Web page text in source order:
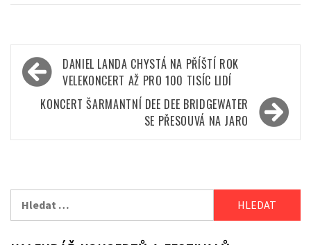
Navigace
pro
příspěvek
DANIEL LANDA CHYSTÁ NA PŘÍŠTÍ ROK
VELEKONCERT AŽ PRO 100 TISÍC LIDÍ
KONCERT ŠARMANTNÍ DEE DEE BRIDGEWATER
SE PŘESOUVÁ NA JARO